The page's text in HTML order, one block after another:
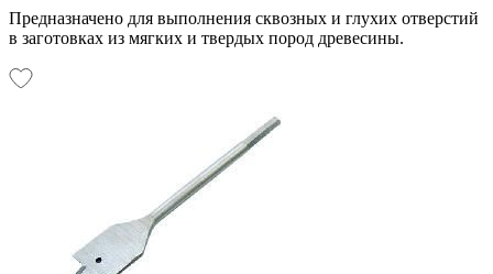
Предназначено для выполнения сквозных и глухих отверстий
в заготовках из мягких и твердых пород древесины.